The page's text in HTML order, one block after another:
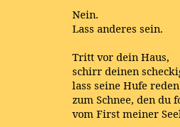
Nein.
Lass anderes sein.
Tritt vor dein Haus,
schirr deinen
lass seine Hufe reden
zum Schnee, den du
vom First meiner